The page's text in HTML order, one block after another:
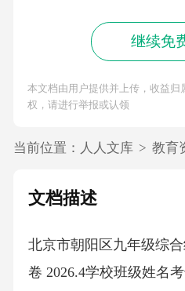
继续免
本文档由用户提供并上传，收益归
权，请进行举报或认领
当前位置： 人人文库 > 教育
文档描述
北京市朝阳区九年级综
卷 2026.4学校班级姓名